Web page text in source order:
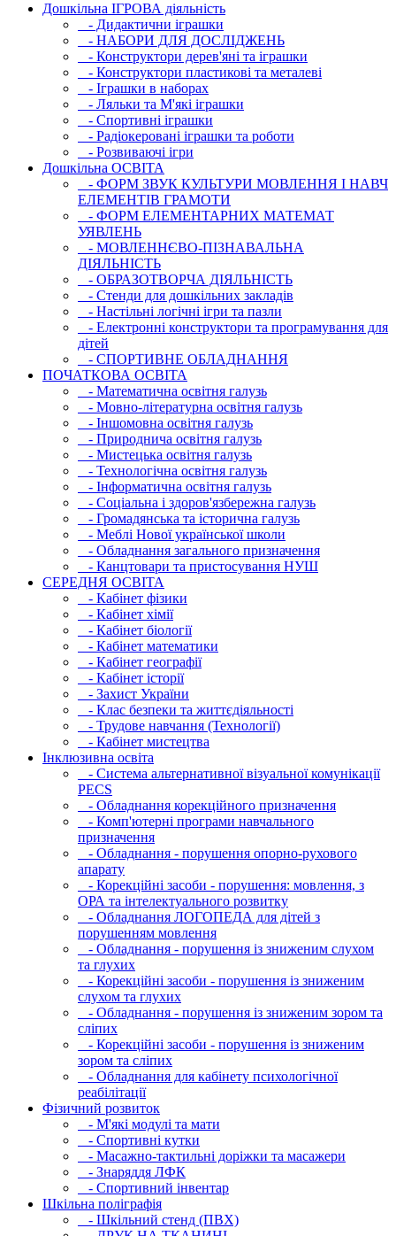
Дошкільна ІГРОВА діяльність
- Дидактични іграшки
- НАБОРИ ДЛЯ ДОСЛІДЖЕНЬ
- Конструктори дерев'яні та іграшки
- Конструктори пластикові та металеві
- Іграшки в наборах
- Ляльки та М'які іграшки
- Спортивні іграшки
- Радіокеровані іграшки та роботи
- Розвиваючі ігри
Дошкільна ОСВIТА
- ФОРМ ЗВУК КУЛЬТУРИ МОВЛЕННЯ І НАВЧ
ЕЛЕМЕНТІВ ГРАМОТИ
- ФОРМ ЕЛЕМЕНТАРНИХ МАТЕМАТ
УЯВЛЕНЬ
- МОВЛЕННЄВО-ПІЗНАВАЛЬНА
ДІЯЛЬНІСТЬ
- ОБРАЗОТВОРЧА ДІЯЛЬНІСТЬ
- Стенди для дошкільних закладів
- Настільні логічні ігри та пазли
- Електронні конструктори та програмування для
дітей
- СПОРТИВНЕ ОБЛАДНАННЯ
ПОЧАТКОВА ОСВIТА
- Математична освітня галузь
- Мовно-літературна освітня галузь
- Iншомовна освітня галузь
- Природнича освітня галузь
- Мистецька освітня галузь
- Технологічна освітня галузь
- Інфopматична освітня галузь
- Соціальна і здоров'язбережна галузь
- Громадянська та історична галузь
- Меблі Нової української школи
- Обладнання загального призначення
- Канцтовари та пристосування НУШ
СЕРЕДНЯ ОСВIТА
- Кабінет фізики
- Кабінет хімії
- Кабінет біології
- Кабінет математики
- Кабінет географії
- Кабінет історії
- Захист України
- Клас безпеки та життєдіяльності
- Трудове навчання (Технології)
- Кабінет мистецтва
Інклюзивна освіта
- Система альтернативної візуальної комунікації
PECS
- Обладнання корекційного призначення
- Комп'ютерні програми навчального
призначення
- Обладнання - порушення опорно-рухового
апарату
- Корекційні засоби - порушення: мовлення, з
ОРА та інтелектуального розвитку
- Обладнання ЛОГОПЕДА для дітей з
порушенням мовлення
- Обладнання - порушення із зниженим слухом
та глухих
- Корекційні засоби - порушення із зниженим
слухом та глухих
- Обладнання - порушення із зниженим зором та
сліпих
- Корекційні засоби - порушення із зниженим
зором та сліпих
- Обладнання для кабінету психологічної
реабілітації
Фізичний розвиток
- М'які модулi та мати
- Спортивні кутки
- Масажно-тактильні доріжки та масажери
- Знаряддя ЛФК
- Спортивний інвентар
Шкільна поліграфія
- Шкільний стенд (ПВХ)